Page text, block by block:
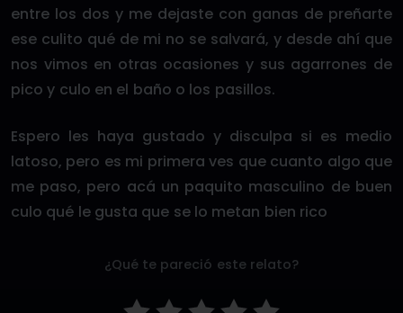
entre los dos y me dejaste con ganas de preñarte
ese culito qué de mi no se salvará, y desde ahí que
nos vimos en otras ocasiones y sus agarrones de
pico y culo en el baño o los pasillos.
Espero les haya gustado y disculpa si es medio
latoso, pero es mi primera ves que cuanto algo que
me paso, pero acá un paquito masculino de buen
culo qué le gusta que se lo metan bien rico
¿Qué te pareció este relato?